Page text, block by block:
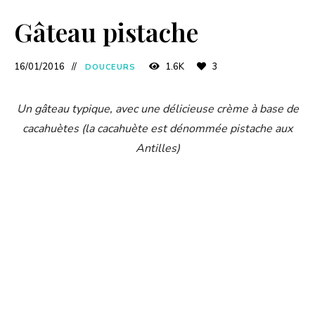
Gâteau pistache
16/01/2016 DOUCEURS 1.6K 3
Un gâteau typique, avec une délicieuse crème à base de
cacahuètes (la cacahuète est dénommée pistache aux
Antilles)